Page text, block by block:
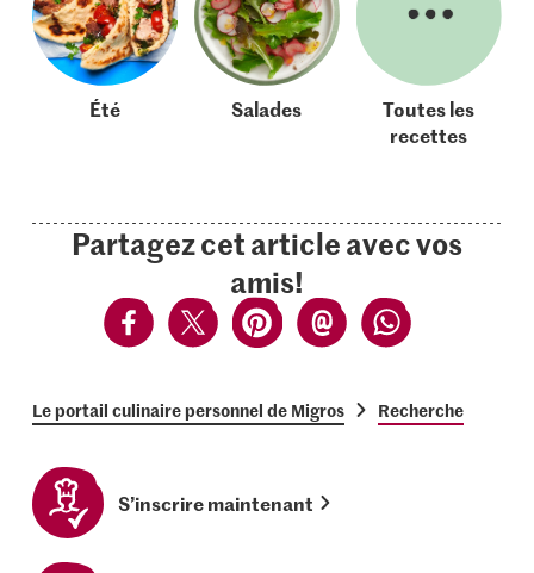
Été Salades
Toutes les
recettes
Partagez cet article avec vos
amis!
Le portail culinaire personnel de Migros Recherche
S’inscrire maintenant